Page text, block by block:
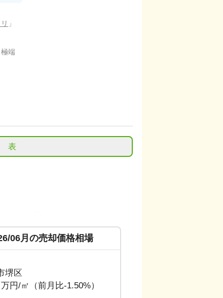
」
端
表
06月の売却価格相場
堺区
円/㎡（前月比-1.50%）